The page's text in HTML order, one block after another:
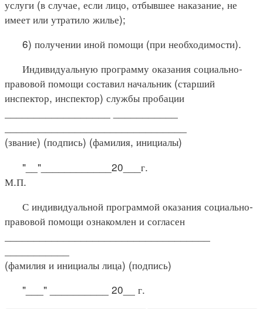
услуги (в случае, если лицо, отбывшее наказание, не
имеет или утратило жилье);
6) получении иной помощи (при необходимости).
Индивидуальную программу оказания социально-
правовой помощи составил начальник (старший
инспектор, инспектор) службы пробации
(звание) (подпись) (фамилия, инициалы)
"__"____________20___г.
М.П.
С индивидуальной программой оказания социально-
правовой помощи ознакомлен и согласен
(фамилия и инициалы лица) (подпись)
"___" __________ 20__ г.